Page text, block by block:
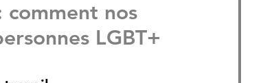
nos
LGBT+